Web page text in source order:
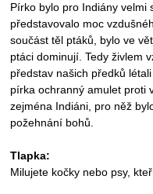
Pírko bylo pro Indiány velmi
představovalo moc
součást těl ptáků, bylo ve
ptáci dominují. Tedy živlem
představ našich předků
pírka ochranný amulet proti
zejména Indiáni, pro něž
požehnání bohů.
Tlapka:
Milujete kočky nebo psy,